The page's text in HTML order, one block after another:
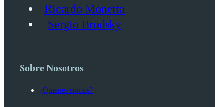
Ricardo Monetta
Sergio Brodsky
Sobre Nosotros
¿Quienes somos?